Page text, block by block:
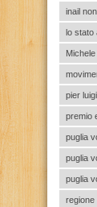
inail
lo stato
pier
premio
puglia
puglia
puglia
regione